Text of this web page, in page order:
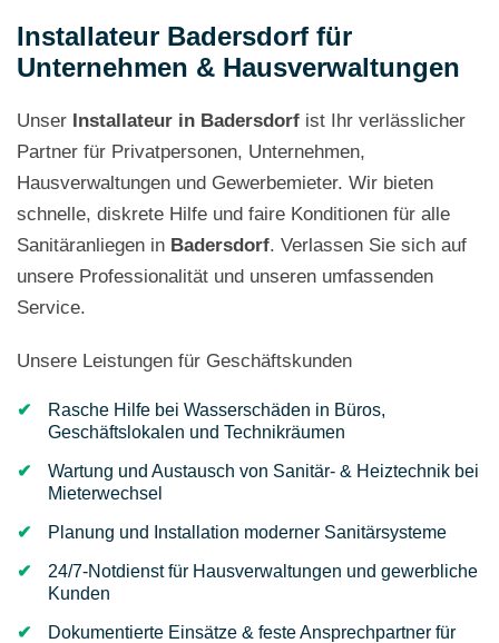
Installateur Badersdorf für
Unternehmen & Hausverwaltungen
Unser Installateur in Badersdorf ist Ihr verlässlicher
Partner für Privatpersonen, Unternehmen,
Hausverwaltungen und Gewerbemieter. Wir bieten
schnelle, diskrete Hilfe und faire Konditionen für alle
Sanitäranliegen in Badersdorf. Verlassen Sie sich auf
unsere Professionalität und unseren umfassenden
Service.
Unsere Leistungen für Geschäftskunden
Rasche Hilfe bei Wasserschäden in Büros,
Geschäftslokalen und Technikräumen
Wartung und Austausch von Sanitär- & Heiztechnik bei
Mieterwechsel
Planung und Installation moderner Sanitärsysteme
24/7-Notdienst für Hausverwaltungen und gewerbliche
Kunden
Dokumentierte Einsätze & feste Ansprechpartner für